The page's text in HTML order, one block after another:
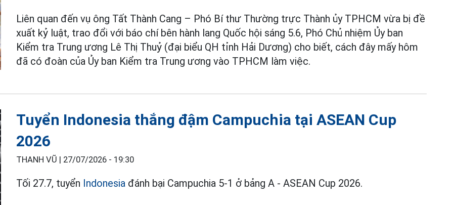
Liên quan đến vụ ông Tất Thành Cang – Phó Bí thư Thường trực Thành ủy TPHCM vừa bị đề
xuất kỷ luật, trao đổi với báo chí bên hành lang Quốc hội sáng 5.6, Phó Chủ nhiệm Ủy ban
Kiểm tra Trung ương Lê Thị Thuỷ (đại biểu QH tỉnh Hải Dương) cho biết, cách đây mấy hôm
đã có đoàn của Ủy ban Kiểm tra Trung ương vào TPHCM làm việc.
Tuyển Indonesia thắng đậm Campuchia tại ASEAN Cup
2026
THANH VŨ | 27/07/2026 - 19:30
Tối 27.7, tuyển Indonesia đánh bại Campuchia 5-1 ở bảng A - ASEAN Cup 2026.